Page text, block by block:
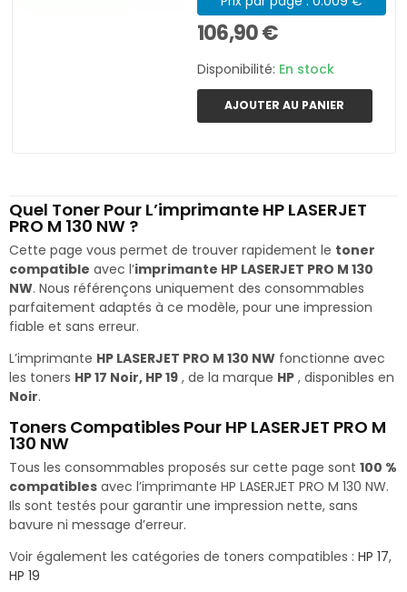
106,90 €
Disponibilité: En stock
AJOUTER AU PANIER
Quel Toner Pour L’imprimante HP LASERJET
PRO M 130 NW ?
Cette page vous permet de trouver rapidement le toner
compatible avec l’imprimante HP LASERJET PRO M 130
NW. Nous référençons uniquement des consommables
parfaitement adaptés à ce modèle, pour une impression
fiable et sans erreur.
L’imprimante HP LASERJET PRO M 130 NW fonctionne avec
les toners HP 17 Noir, HP 19 , de la marque HP , disponibles en
Noir.
Toners Compatibles Pour HP LASERJET PRO M
130 NW
Tous les consommables proposés sur cette page sont 100 %
compatibles avec l’imprimante HP LASERJET PRO M 130 NW.
Ils sont testés pour garantir une impression nette, sans
bavure ni message d’erreur.
Voir également les catégories de toners compatibles : HP 17,
HP 19